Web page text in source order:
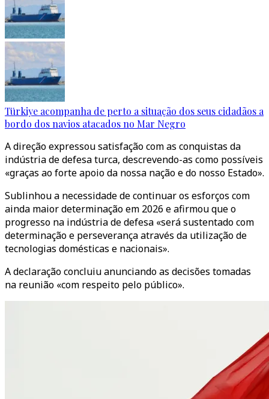
Türkiye acompanha de perto a situação dos seus cidadãos a
bordo dos navios atacados no Mar Negro
A direção expressou satisfação com as conquistas da
indústria de defesa turca, descrevendo-as como possíveis
«graças ao forte apoio da nossa nação e do nosso Estado».
Sublinhou a necessidade de continuar os esforços com
ainda maior determinação em 2026 e afirmou que o
progresso na indústria de defesa «será sustentado com
determinação e perseverança através da utilização de
tecnologias domésticas e nacionais».
A declaração concluiu anunciando as decisões tomadas
na reunião «com respeito pelo público».